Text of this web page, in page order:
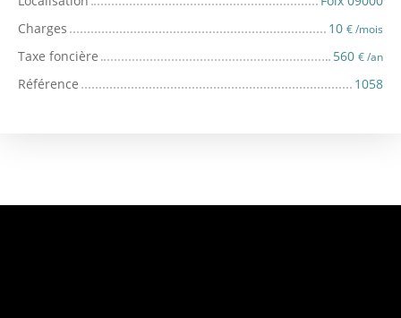
Charges
10 € /mois
Taxe foncière 560 € /an
Référence 1058